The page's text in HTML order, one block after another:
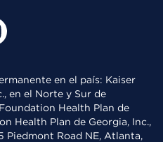
en el país: Kaiser
en el Norte y Sur de
Health Plan de
Health Plan de Georgia, Inc.,
Piedmont Road NE, Atlanta,